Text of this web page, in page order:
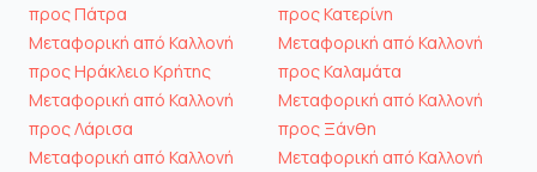
προς Πάτρα
Μεταφορική από Καλλονή
προς Ηράκλειο Κρήτης
Μεταφορική από Καλλονή
προς Λάρισα
Μεταφορική από Καλλονή
προς Κατερίνη
Μεταφορική από Καλλονή
προς Καλαμάτα
Μεταφορική από Καλλονή
προς Ξάνθη
Μεταφορική από Καλλονή